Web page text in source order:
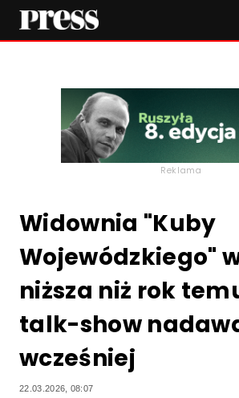
Reklama
Widownia "Kuby
Wojewódzkiego"
niższa niż rok
talk-show
wcześniej
22.03.2026, 08:07